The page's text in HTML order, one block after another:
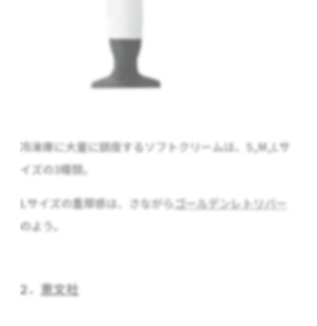
冷凍庫に大量に鎮座するソフトクリームは、S,M,Lサ
イズの3種類。
Lサイズの重厚感は、さながらゴールデンレトリバー
のよう。
2． 恵文社